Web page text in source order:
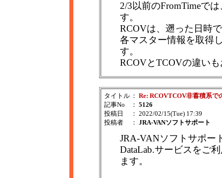
2/3以前のFromTimeで
す。
RCOVは、遡った日時
各マスター情報を取得
す。
RCOVとTCOVの違い
タイトル ： Re: RCOVTCOV非蓄積系で
記事No
： 5126
投稿日
： 2022/02/15(Tue) 17:39
投稿者
： JRA-VANソフトサポート
JRA-VANソフトサポー
DataLab.サービスをご
ます。